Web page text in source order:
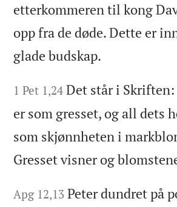
etterkommeren til kong
opp fra de døde. Dette er
glade budskap.
1 Pet 1,24 Det står i Skriften:
er som gresset, og all dets
som skjønnheten i
Gresset visner og
Apg 12,13 Peter dundret på